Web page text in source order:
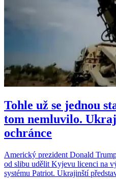
Tohle už se jednou
tom nemluvilo.
ochránce
Americký prezident Donald
od slibu udělit Kyjevu licenci na
systému Patriot. Ukrajinští